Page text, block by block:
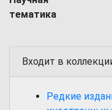
тематика
Входит в
Редкие